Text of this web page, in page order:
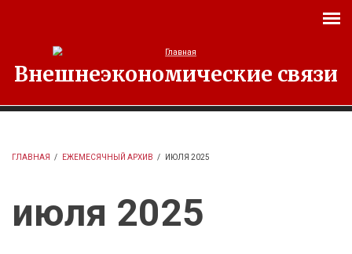
Внешнеэкономические связи
ГЛАВНАЯ / ЕЖЕМЕСЯЧНЫЙ АРХИВ / ИЮЛЯ 2025
июля 2025